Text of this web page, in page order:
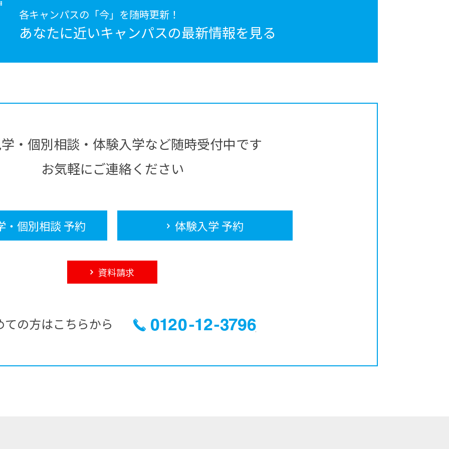
各キャンパスの「今」を随時更新！
あなたに近いキャンパスの最新情報を見る
・個別相談・体験入学など随時受付中です
お気軽にご連絡ください
・個別相談 予約 体験入学 予約
資料請求
ての方はこちらから 0120-12-3796